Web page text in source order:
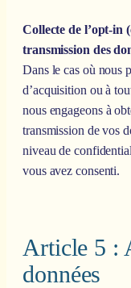
Collecte de l’opt-in
transmission des
Dans le cas où nous
d’acquisition ou à
nous engageons à
transmission de vos
niveau de
vous avez consenti.
Article 5 :
données